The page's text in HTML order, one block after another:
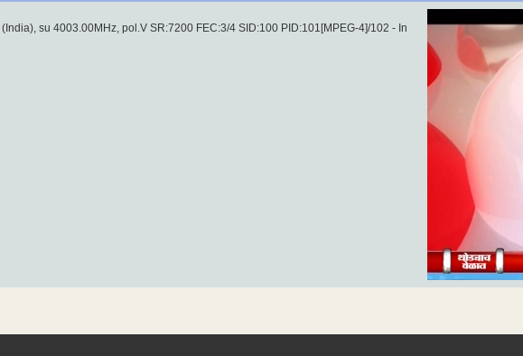
(India), su 4003.00MHz, pol.V SR:7200 FEC:3/4 SID:100 PID:101[MPEG-4]/102 - In